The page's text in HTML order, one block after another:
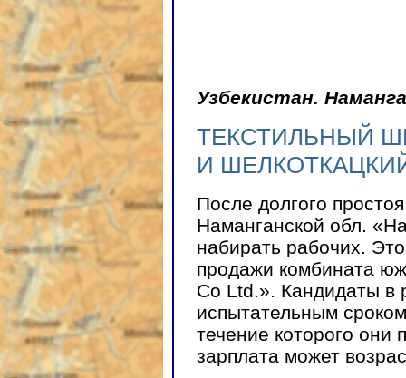
Узбекистан.
ТЕКСТИЛЬНЫЙ
И
После долгого
Наманганской обл.
набирать рабочих.
продажи комбината
Co Ltd.». Кандидаты в
испытательным
течение которого они
зарплата может